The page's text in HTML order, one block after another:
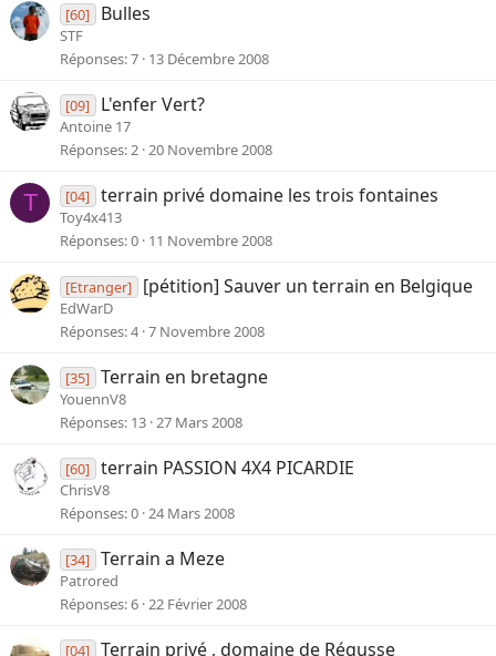
[60] Bulles
STF
Réponses 7 13 Décembre 2008
[09] L'enfer Vert?
Antoine 17
Réponses 2 20 Novembre 2008
T [04] terrain privé domaine les trois fontaines
Toy4x413
Réponses 0 11 Novembre 2008
[Etranger] [pétition] Sauver un terrain en Belgique
EdWarD
Réponses 4 7 Novembre 2008
[35] Terrain en bretagne
YouennV8
Réponses 13 27 Mars 2008
[60] terrain PASSION 4X4 PICARDIE
ChrisV8
Réponses 0 24 Mars 2008
[34] Terrain a Meze
Patrored
Réponses 6 22 Février 2008
[04] Terrain privé , domaine de Régusse